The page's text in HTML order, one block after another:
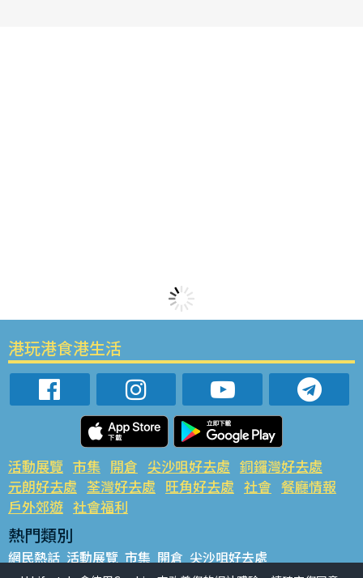
港玩港食港生活
活動展覽 市集 開倉 尖沙咀好去處 銅鑼灣好去處
元朗好去處 荃灣好去處 旺角好去處 社會 餐廳情報
戶外郊遊 社會福利
熱門類別
網民熱話 活動展覽 市集 開倉 尖沙咀好去處